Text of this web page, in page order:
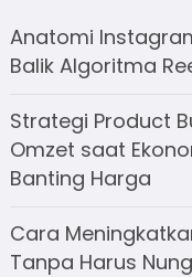
Anatomi
Balik Algoritma
Strategi Product
Omzet saat
Banting Harga
Cara
Tanpa Harus